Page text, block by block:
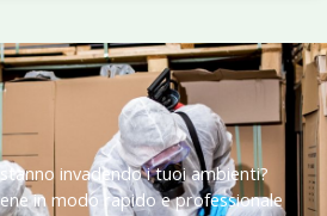
invadendo i tuoi ambienti?
in modo rapido e professionale